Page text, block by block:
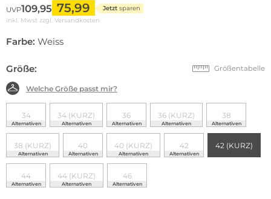
UVP109,95 75,99 Jetzt sparen
inkl. Mwst zzgl. Versandkosten
Farbe: Weiss
Größe: Größentabelle
Welche Größe passt mir?
34
Alternativen
34 (KURZ)
Alternativen
36
Alternativen
36 (KURZ)
Alternativen
38
Alternativen
38 (KURZ)
Alternativen
40
Alternativen
40 (KURZ)
Alternativen
42
Alternativen
42 (KURZ)
44
Alternativen
44 (KURZ)
Alternativen
46
Alternativen